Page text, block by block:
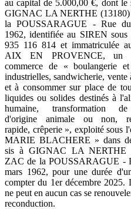
au capital de 5.000,00 €, dont le
GIGNAC LA NERTHE
la POUSSARAGUE - Rue
1962, identifiée au SIREN sous
935 116 814 et immatriculée
AIX EN PROVENCE, un
commerce de « boulangerie et
industrielles, sandwicherie, vente
et à consommer sur place de
liquides ou solides destinés à
humaine, transformation
d'origine animale ou non,
rapide, crêperie », exploité sous
MARIE BLACHERE » dans
sis à GIGNAC LA NERTHE
ZAC de la POUSSARAGUE -
mars 1962, pour une durée
compter du 1er décembre 2025.
ne peut en aucun cas se
reconduction.